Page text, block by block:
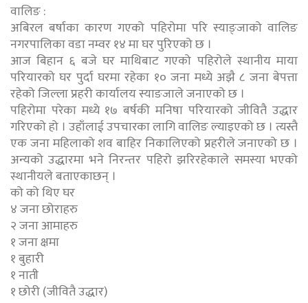
वालिङ :
अबिरल बर्षाका कारण गएको पहिरोमा परि स्याङ्जाको वालिङ
नगरपालिका वडा नम्वर १४ मा घर पुरिएको छ ।
आज बिहान ६ बजे घर माथिबाट गएको पहिरोले स्थानीय माया
परियारको घर पुर्दा घरमा रहेका १० जना मध्ये अझै ८ जना बेपत्ता
रहेको जिल्ला प्रहरी कार्यालय स्याङजाले जनाएको छ ।
पहिरोमा परेका मध्ये १७ बर्षकी मनिषा परियारको जीवितै उद्धार
गरिएको हो । उहाँलाई उपचारका लागि वालिङ ल्याइएको छ । त्यस्तै
एक जना महिलाको शव बाहिर निकालिएको प्रहरीले जनाएको छ ।
अन्यको उद्धारमा भने निरन्तर पहिरो झरिरहेकाले समस्या भएको
स्थानीयले बताएकाछन् ।
को को थिए घर
४ जना छोराहरु
२ जना आमाहरु
१ जना क्षमा
१ बुहारी
१ नाती
१ छोरी (जीवितै उद्धार)